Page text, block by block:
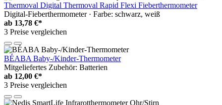
Thermoval Digital Thermoval Rapid Flexi Fieberthermometer
Digital-Fieberthermometer · Farbe: schwarz, weiß
ab 13,78 €*
3 Preise vergleichen
BÉABA Baby-/Kinder-Thermometer
Mitgeliefertes Zubehör: Batterien
ab 12,00 €*
3 Preise vergleichen